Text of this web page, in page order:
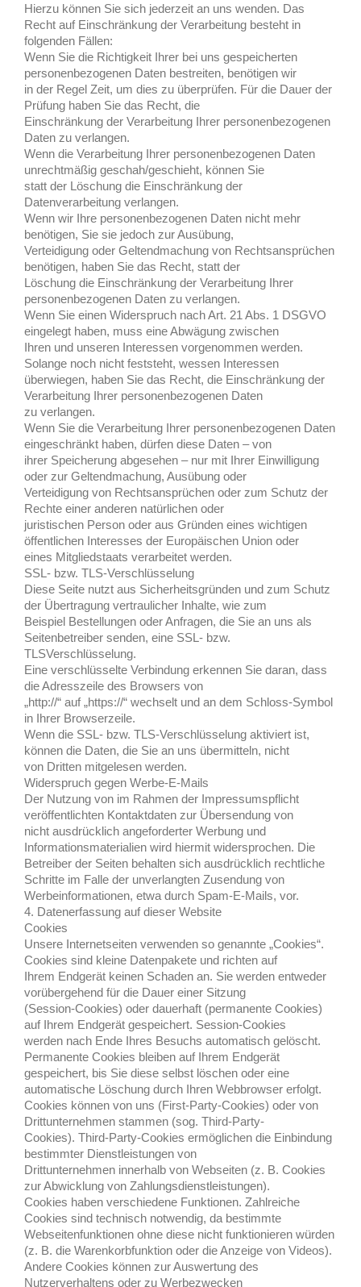
Hierzu können Sie sich jederzeit an uns wenden. Das
Recht auf Einschränkung der Verarbeitung besteht in
folgenden Fällen:
Wenn Sie die Richtigkeit Ihrer bei uns gespeicherten
personenbezogenen Daten bestreiten, benötigen wir
in der Regel Zeit, um dies zu überprüfen. Für die Dauer der
Prüfung haben Sie das Recht, die
Einschränkung der Verarbeitung Ihrer personenbezogenen
Daten zu verlangen.
Wenn die Verarbeitung Ihrer personenbezogenen Daten
unrechtmäßig geschah/geschieht, können Sie
statt der Löschung die Einschränkung der
Datenverarbeitung verlangen.
Wenn wir Ihre personenbezogenen Daten nicht mehr
benötigen, Sie sie jedoch zur Ausübung,
Verteidigung oder Geltendmachung von Rechtsansprüchen
benötigen, haben Sie das Recht, statt der
Löschung die Einschränkung der Verarbeitung Ihrer
personenbezogenen Daten zu verlangen.
Wenn Sie einen Widerspruch nach Art. 21 Abs. 1 DSGVO
eingelegt haben, muss eine Abwägung zwischen
Ihren und unseren Interessen vorgenommen werden.
Solange noch nicht feststeht, wessen Interessen
überwiegen, haben Sie das Recht, die Einschränkung der
Verarbeitung Ihrer personenbezogenen Daten
zu verlangen.
Wenn Sie die Verarbeitung Ihrer personenbezogenen Daten
eingeschränkt haben, dürfen diese Daten – von
ihrer Speicherung abgesehen – nur mit Ihrer Einwilligung
oder zur Geltendmachung, Ausübung oder
Verteidigung von Rechtsansprüchen oder zum Schutz der
Rechte einer anderen natürlichen oder
juristischen Person oder aus Gründen eines wichtigen
öffentlichen Interesses der Europäischen Union oder
eines Mitgliedstaats verarbeitet werden.
SSL- bzw. TLS-Verschlüsselung
Diese Seite nutzt aus Sicherheitsgründen und zum Schutz
der Übertragung vertraulicher Inhalte, wie zum
Beispiel Bestellungen oder Anfragen, die Sie an uns als
Seitenbetreiber senden, eine SSL- bzw.
TLSVerschlüsselung.
Eine verschlüsselte Verbindung erkennen Sie daran, dass
die Adresszeile des Browsers von
„http://“ auf „https://“ wechselt und an dem Schloss-Symbol
in Ihrer Browserzeile.
Wenn die SSL- bzw. TLS-Verschlüsselung aktiviert ist,
können die Daten, die Sie an uns übermitteln, nicht
von Dritten mitgelesen werden.
Widerspruch gegen Werbe-E-Mails
Der Nutzung von im Rahmen der Impressumspflicht
veröffentlichten Kontaktdaten zur Übersendung von
nicht ausdrücklich angeforderter Werbung und
Informationsmaterialien wird hiermit widersprochen. Die
Betreiber der Seiten behalten sich ausdrücklich rechtliche
Schritte im Falle der unverlangten Zusendung von
Werbeinformationen, etwa durch Spam-E-Mails, vor.
4. Datenerfassung auf dieser Website
Cookies
Unsere Internetseiten verwenden so genannte „Cookies“.
Cookies sind kleine Datenpakete und richten auf
Ihrem Endgerät keinen Schaden an. Sie werden entweder
vorübergehend für die Dauer einer Sitzung
(Session-Cookies) oder dauerhaft (permanente Cookies)
auf Ihrem Endgerät gespeichert. Session-Cookies
werden nach Ende Ihres Besuchs automatisch gelöscht.
Permanente Cookies bleiben auf Ihrem Endgerät
gespeichert, bis Sie diese selbst löschen oder eine
automatische Löschung durch Ihren Webbrowser erfolgt.
Cookies können von uns (First-Party-Cookies) oder von
Drittunternehmen stammen (sog. Third-Party-
Cookies). Third-Party-Cookies ermöglichen die Einbindung
bestimmter Dienstleistungen von
Drittunternehmen innerhalb von Webseiten (z. B. Cookies
zur Abwicklung von Zahlungsdienstleistungen).
Cookies haben verschiedene Funktionen. Zahlreiche
Cookies sind technisch notwendig, da bestimmte
Webseitenfunktionen ohne diese nicht funktionieren würden
(z. B. die Warenkorbfunktion oder die Anzeige von Videos).
Andere Cookies können zur Auswertung des
Nutzerverhaltens oder zu Werbezwecken